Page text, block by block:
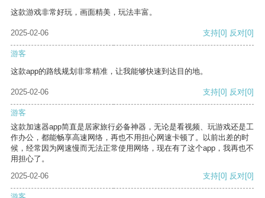
这款游戏非常好玩，画面精美，玩法丰富。
2025-02-06 支持[0] 反对[0]
游客
这款app的路线规划非常精准，让我能够快速到达目的地。
2025-02-06 支持[0] 反对[0]
游客
这款加速器app简直是居家旅行必备神器，无论是看视频、玩游戏还是工
作办公，都能畅享高速网络，再也不用担心网速卡顿了。以前出差的时
候，经常因为网速慢而无法正常使用网络，现在有了这个app，我再也不
用担心了。
2025-02-06
支持[0] 反对[0]